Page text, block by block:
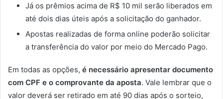
Já os prêmios acima de R$ 10 mil serão liberados em
até dois dias úteis após a solicitação do ganhador.
Apostas realizadas de forma online poderão solicitar
a transferência do valor por meio do Mercado Pago.
Em todas as opções, é necessário apresentar documento
com CPF e o comprovante da aposta. Vale lembrar que o
valor deverá ser retirado em até 90 dias após o sorteio,